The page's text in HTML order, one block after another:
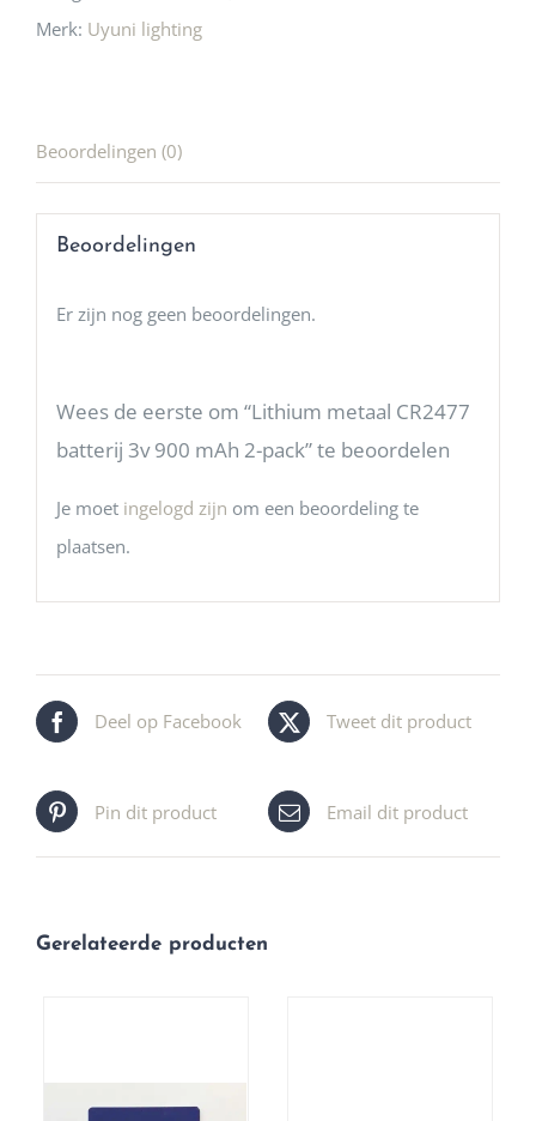
Merk: Uyuni lighting
Beoordelingen (0)
Beoordelingen
Er zijn nog geen beoordelingen.
Wees de eerste om “Lithium metaal CR2477
batterij 3v 900 mAh 2-pack” te beoordelen
Je moet ingelogd zijn om een beoordeling te
plaatsen.
Deel op Facebook Tweet dit product
Pin dit product Email dit product
Gerelateerde producten